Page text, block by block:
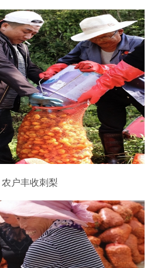
农户丰收刺梨